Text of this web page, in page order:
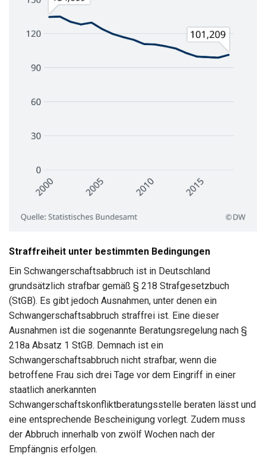
Straffreiheit unter bestimmten Bedingungen
Ein Schwangerschaftsabbruch ist in Deutschland
grundsätzlich strafbar gemäß § 218 Strafgesetzbuch
(StGB). Es gibt jedoch Ausnahmen, unter denen ein
Schwangerschaftsabbruch straffrei ist. Eine dieser
Ausnahmen ist die sogenannte Beratungsregelung nach §
218a Absatz 1 StGB. Demnach ist ein
Schwangerschaftsabbruch nicht strafbar, wenn die
betroffene Frau sich drei Tage vor dem Eingriff in einer
staatlich anerkannten
Schwangerschaftskonfliktberatungsstelle beraten lässt und
eine entsprechende Bescheinigung vorlegt. Zudem muss
der Abbruch innerhalb von zwölf Wochen nach der
Empfängnis erfolgen.